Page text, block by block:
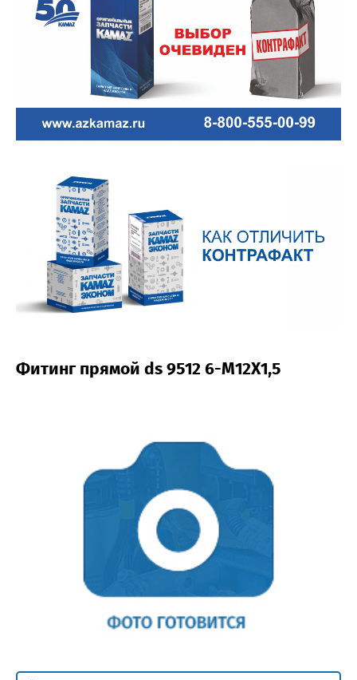
Фитинг прямой ds 9512 6-M12X1,5